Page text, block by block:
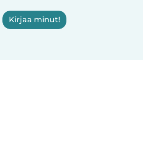
Kirjaa minut!